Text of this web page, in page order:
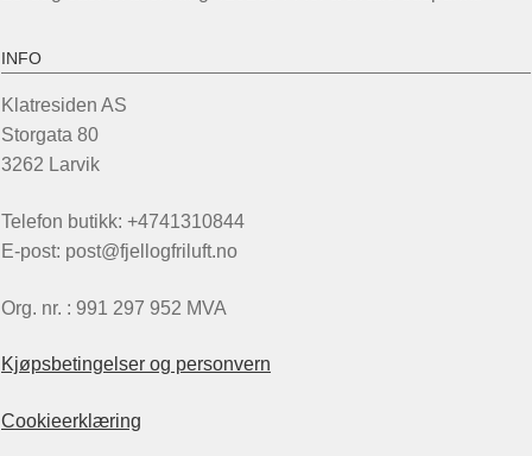
INFO
Klatresiden AS
Storgata 80
3262 Larvik
Telefon butikk: +4741310844
E-post: post@fjellogfriluft.no
Org. nr. : 991 297 952 MVA
Kjøpsbetingelser og personvern
Cookieerklæring